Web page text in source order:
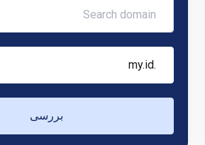
.my.id
بررسی